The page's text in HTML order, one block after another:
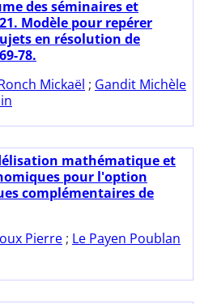
des séminaires et
Modèle pour repérer
en résolution de
78.
Mickaël ; Gandit Michèle
mathématique et
pour l'option
complémentaires de
Pierre ; Le Payen Poublan